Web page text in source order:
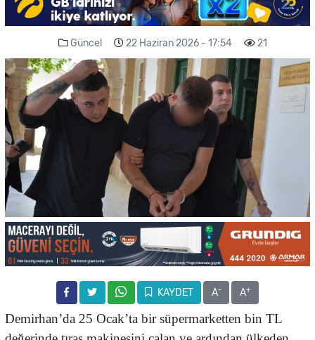
Güncel 22 Haziran 2026 - 17:54 21
KAYDET A- A+
Demirhan’da 25 Ocak’ta bir süpermarketten bin TL